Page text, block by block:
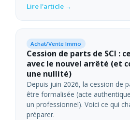
Lire l'article →
Achat/Vente Immo
Cession de parts de SCI :
avec le nouvel arrêté (et
une nullité)
Depuis juin 2026, la cession de
être formalisée (acte
un professionnel). Voici ce qui
préparer.